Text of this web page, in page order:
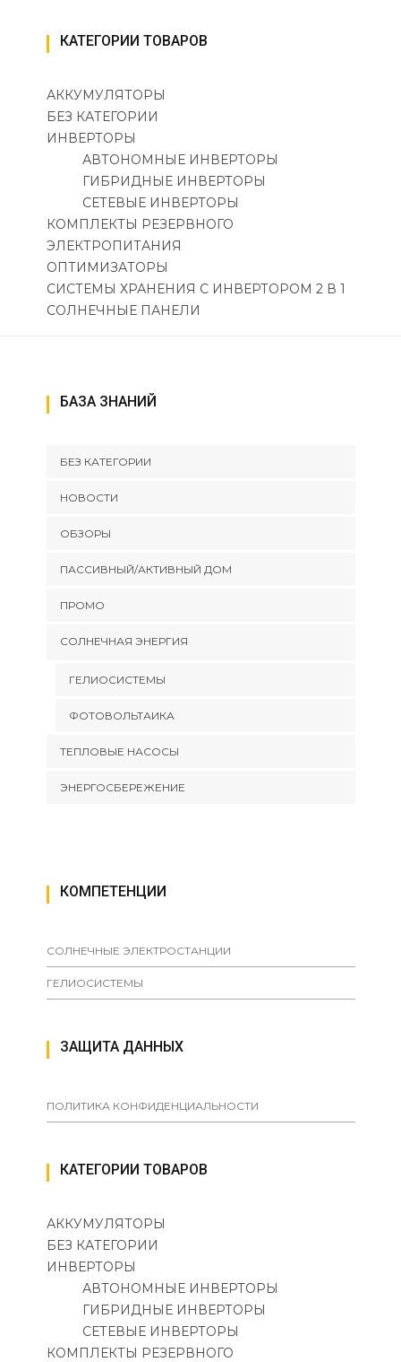
КАТЕГОРИИ ТОВАРОВ
АККУМУЛЯТОРЫ
БЕЗ КАТЕГОРИИ
ИНВЕРТОРЫ
АВТОНОМНЫЕ ИНВЕРТОРЫ
ГИБРИДНЫЕ ИНВЕРТОРЫ
СЕТЕВЫЕ ИНВЕРТОРЫ
КОМПЛЕКТЫ РЕЗЕРВНОГО
ЭЛЕКТРОПИТАНИЯ
ОПТИМИЗАТОРЫ
СИСТЕМЫ ХРАНЕНИЯ С ИНВЕРТОРОМ 2 В 1
СОЛНЕЧНЫЕ ПАНЕЛИ
БАЗА ЗНАНИЙ
БЕЗ КАТЕГОРИИ
НОВОСТИ
ОБЗОРЫ
ПАССИВНЫЙ/АКТИВНЫЙ ДОМ
ПРОМО
СОЛНЕЧНАЯ ЭНЕРГИЯ
ГЕЛИОСИСТЕМЫ
ФОТОВОЛЬТАИКА
ТЕПЛОВЫЕ НАСОСЫ
ЭНЕРГОСБЕРЕЖЕНИЕ
КОМПЕТЕНЦИИ
СОЛНЕЧНЫЕ ЭЛЕКТРОСТАНЦИИ
ГЕЛИОСИСТЕМЫ
ЗАЩИТА ДАННЫХ
ПОЛИТИКА КОНФИДЕНЦИАЛЬНОСТИ
КАТЕГОРИИ ТОВАРОВ
АККУМУЛЯТОРЫ
БЕЗ КАТЕГОРИИ
ИНВЕРТОРЫ
АВТОНОМНЫЕ ИНВЕРТОРЫ
ГИБРИДНЫЕ ИНВЕРТОРЫ
СЕТЕВЫЕ ИНВЕРТОРЫ
КОМПЛЕКТЫ РЕЗЕРВНОГО